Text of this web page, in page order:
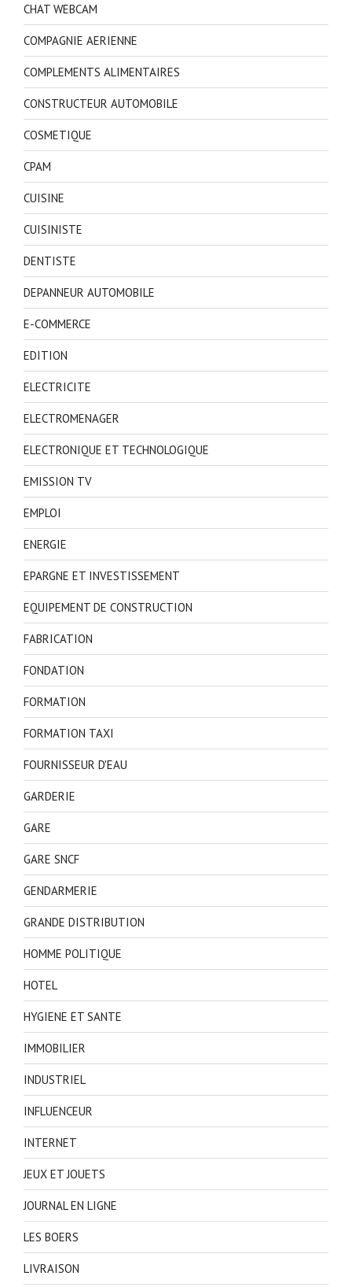
CHAT WEBCAM
COMPAGNIE AERIENNE
COMPLEMENTS ALIMENTAIRES
CONSTRUCTEUR AUTOMOBILE
COSMETIQUE
CPAM
CUISINE
CUISINISTE
DENTISTE
DEPANNEUR AUTOMOBILE
E-COMMERCE
EDITION
ELECTRICITE
ELECTROMENAGER
ELECTRONIQUE ET TECHNOLOGIQUE
EMISSION TV
EMPLOI
ENERGIE
EPARGNE ET INVESTISSEMENT
EQUIPEMENT DE CONSTRUCTION
FABRICATION
FONDATION
FORMATION
FORMATION TAXI
FOURNISSEUR D'EAU
GARDERIE
GARE
GARE SNCF
GENDARMERIE
GRANDE DISTRIBUTION
HOMME POLITIQUE
HOTEL
HYGIENE ET SANTE
IMMOBILIER
INDUSTRIEL
INFLUENCEUR
INTERNET
JEUX ET JOUETS
JOURNAL EN LIGNE
LES BOERS
LIVRAISON